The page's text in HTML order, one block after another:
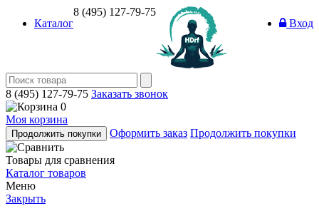
Каталог
8 (495) 127-79-75
Вход
8 (495) 127-79-75 Заказать звонок
0
Моя корзина
Продолжить покупки Оформить заказ Продолжить покупки
Товары для сравнения
Каталог товаров
Меню
Закрыть